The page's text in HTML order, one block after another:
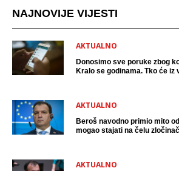
NAJNOVIJE VIJESTI
AKTUALNO
Donosimo sve poruke zbog
Kralo se godinama. Tko će iz
AKTUALNO
Beroš navodno primio mito
mogao stajati na čelu
AKTUALNO